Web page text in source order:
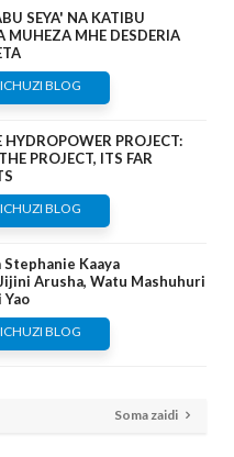
SEYA' NA KATIBU
MUHEZA MHE DESDERIA
BLOG
HYDROPOWER PROJECT:
PROJECT, ITS FAR
BLOG
Stephanie Kaaya
Arusha, Watu Mashuhuri
BLOG
Soma zaidi